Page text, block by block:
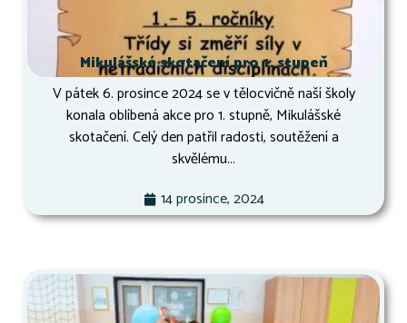
Mikulášské skotačení pro 1. stupeň
V pátek 6. prosince 2024 se v tělocvičně naší školy
konala oblíbená akce pro 1. stupně, Mikulášské
skotačení. Celý den patřil radosti, soutěžení a
skvělému...
14 prosince, 2024